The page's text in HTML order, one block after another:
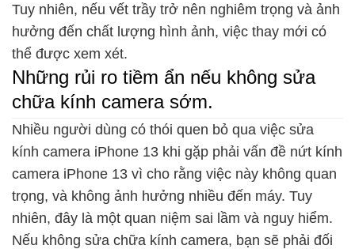
Tuy nhiên, nếu vết trầy trở nên nghiêm trọng và ảnh
hưởng đến chất lượng hình ảnh, việc thay mới có
thể được xem xét.
Những rủi ro tiềm ẩn nếu không sửa
chữa kính camera sớm.
Nhiều người dùng có thói quen bỏ qua việc sửa
kính camera iPhone 13 khi gặp phải vấn đề nứt kính
camera iPhone 13 vì cho rằng việc này không quan
trọng, và không ảnh hưởng nhiều đến máy. Tuy
nhiên, đây là một quan niệm sai lầm và nguy hiểm.
Nếu không sửa chữa kính camera, bạn sẽ phải đối